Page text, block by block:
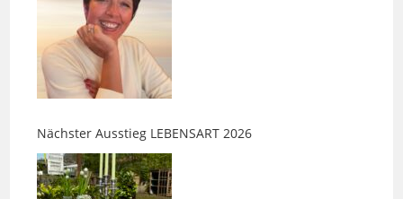
Nächster Ausstieg LEBENSART 2026